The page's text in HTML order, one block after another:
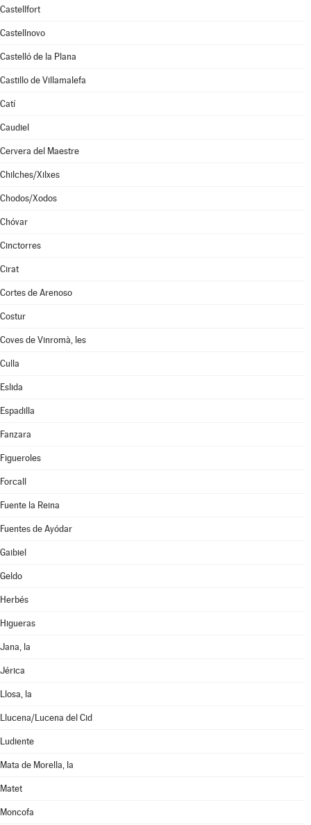
Castellfort
Castellnovo
Castelló de la Plana
Castillo de Villamalefa
Catí
Caudiel
Cervera del Maestre
Chilches/Xilxes
Chodos/Xodos
Chóvar
Cinctorres
Cirat
Cortes de Arenoso
Costur
Coves de Vinromà, les
Culla
Eslida
Espadilla
Fanzara
Figueroles
Forcall
Fuente la Reina
Fuentes de Ayódar
Gaibiel
Geldo
Herbés
Higueras
Jana, la
Jérica
Llosa, la
Llucena/Lucena del Cid
Ludiente
Mata de Morella, la
Matet
Moncofa